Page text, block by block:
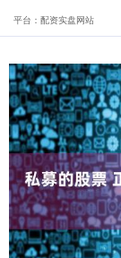
平台：配资实盘网站